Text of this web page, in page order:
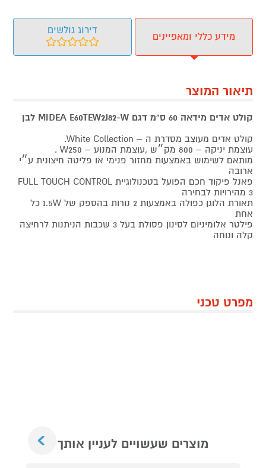
מידע כללי ומאפיינים
דירוג גולשים
תיאור המוצר
קולט אדים מידאה 60 ס"מ דגם MIDEA E60TEW2J82-W לבן
קולט אדים מעוצב מסדרת ה – White Collection.
עוצמת יניקה – 800 מק״ש ,עוצמת המנוע – W250 .
מותאם לשימוש באמצעות מחזור פנימי או פליטה חיצונית ע״י
ארובה
פאנל פיקוד חכם הפועל בטכנולוגיית FULL TOUCH CONTROL
3 מהירויות לבחירה
תאורת הלוגן כפולה באמצעות 2 נורות בהספק של 1.5W כל
אחת
פילטר אלומיניום לסינון פסולת בעל 3 שכבות הניתנות לרחיצה
קלה ונוחה
מפרט טכני
מוצרים שעשויים לעניין אותך